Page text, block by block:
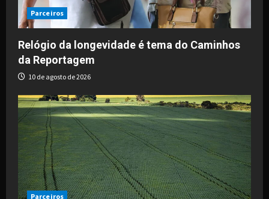
Parceiros
Relógio da longevidade é tema do Caminhos
da Reportagem
10 de agosto de 2026
Parceiros